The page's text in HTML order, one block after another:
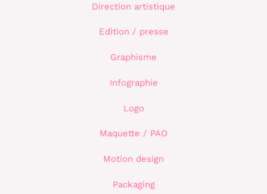
Direction artistique
Edition / presse
Graphisme
Infographie
Logo
Maquette / PAO
Motion design
Packaging